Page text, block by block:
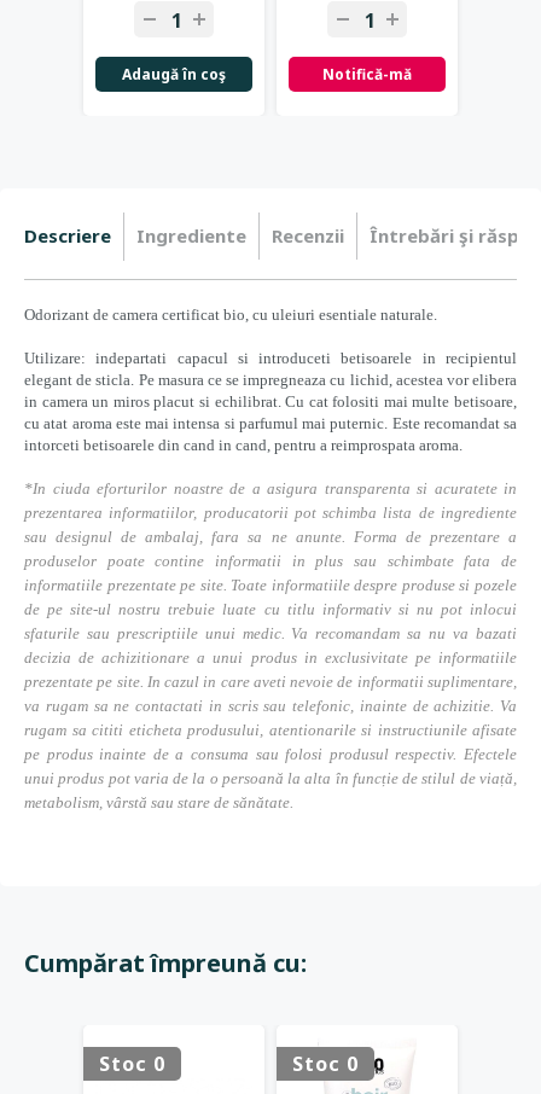
Adaugă în coş Notifică-mă
Descriere Ingrediente Recenzii Întrebări şi
Odorizant de camera certificat bio, cu uleiuri esentiale naturale.
Utilizare: indepartati capacul si introduceti betisoarele in recipientul
elegant de sticla. Pe masura ce se impregneaza cu lichid, acestea vor elibera
in camera un miros placut si echilibrat. Cu cat folositi mai multe betisoare,
cu atat aroma este mai intensa si parfumul mai puternic. Este recomandat sa
intorceti betisoarele din cand in cand, pentru a reimprospata aroma.
*In ciuda eforturilor noastre de a asigura transparenta si acuratete in
prezentarea informatiilor, producatorii pot schimba lista de ingrediente
sau designul de ambalaj, fara sa ne anunte. Forma de prezentare a
produselor poate contine informatii in plus sau schimbate fata de
informatiile prezentate pe site. Toate informatiile despre produse si pozele
de pe site-ul nostru trebuie luate cu titlu informativ si nu pot inlocui
sfaturile sau prescriptiile unui medic. Va recomandam sa nu va bazati
decizia de achizitionare a unui produs in exclusivitate pe informatiile
prezentate pe site. In cazul in care aveti nevoie de informatii suplimentare,
va rugam sa ne contactati in scris sau telefonic, inainte de achizitie. Va
rugam sa cititi eticheta produsului, atentionarile si instructiunile afisate
pe produs inainte de a consuma sau folosi produsul respectiv. Efectele
unui produs pot varia de la o persoană la alta în funcție de stilul de viață,
metabolism, vârstă sau stare de sănătate.
Cumpărat împreună cu:
Stoc 0 Stoc 0